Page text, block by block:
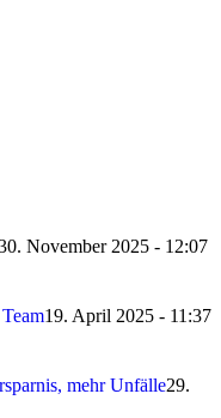
November 2025 - 12:07
19. April 2025 - 11:37
mehr Unfälle29.